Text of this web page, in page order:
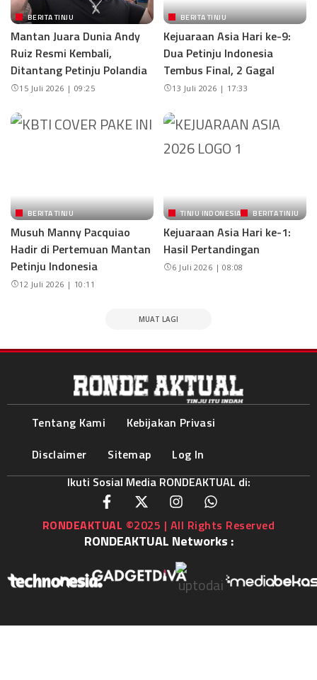
BERITA TINJU
Mantan Juara Dunia Andy
Ruiz Resmi Kembali,
Ditantang Petinju Polandia
15 Juli 2026 | 09:25
BERITA TINJU
Kejuaraan Asia Hari ke-9:
Dua Petinju Indonesia
Tembus Final, 2 Gagal
13 Juli 2026 | 17:33
BERITA TINJU
Musuh Manny Pacquiao
Hadir di Pertemuan Mantan
Petinju Indonesia
12 Juli 2026 | 10:11
TINJU INDONESIA BERITA TINJU
Kejuaraan Asia Hari ke-1:
Hasil Pertandingan
6 Juli 2026 | 08:08
MUAT LAGI
Tentang Kami
Kebijakan Privasi
Disclaimer
Sitemap
Log In
Ikuti Sosial Media RONDEAKTUAL di:
RONDEAKTUAL ©2025 | All Rights Reserved
RONDEAKTUAL Networks :